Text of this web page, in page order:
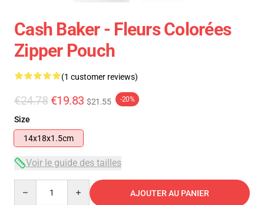
Cash Baker - Fleurs Colorées
Zipper Pouch
(1 customer reviews)
€24.78 €19.83 $21.55 -20%
Size
14x18x1.5cm
Voir le guide des tailles
AJOUTER AU PANIER